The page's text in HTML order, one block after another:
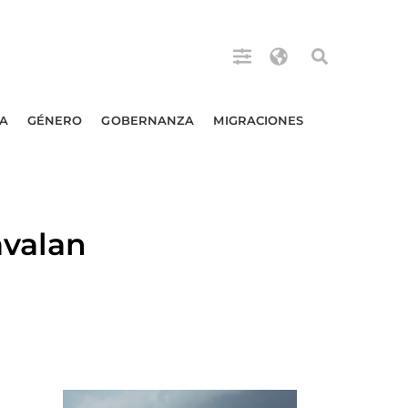
GÉNERO GOBERNANZA MIGRACIONES